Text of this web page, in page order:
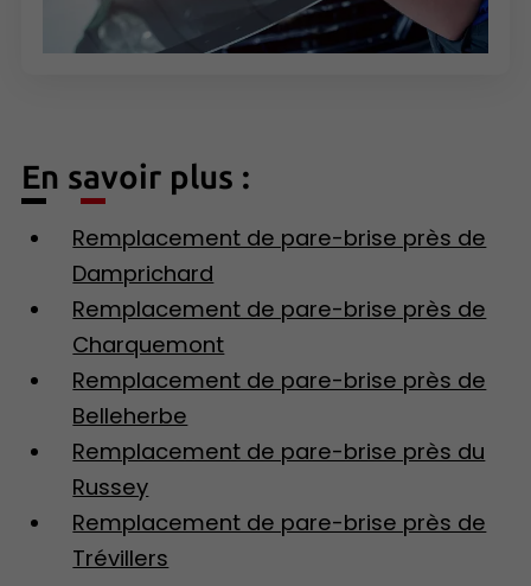
En savoir plus :
Remplacement de pare-brise près de
Damprichard
Remplacement de pare-brise près de
Charquemont
Remplacement de pare-brise près de
Belleherbe
Remplacement de pare-brise près du
Russey
Remplacement de pare-brise près de
Trévillers